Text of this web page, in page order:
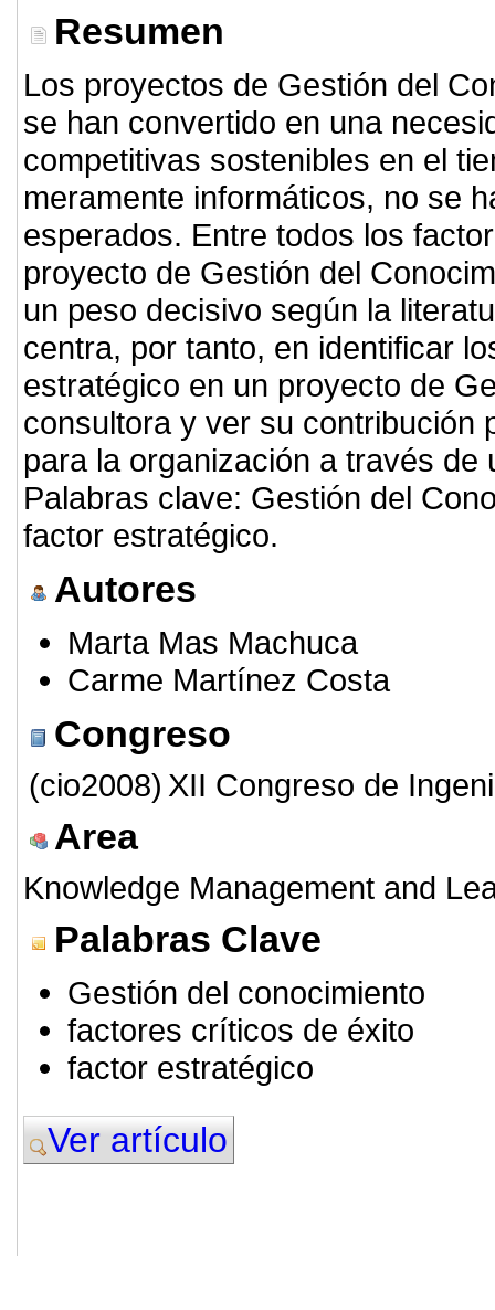
Resumen
Los proyectos de Gestión del
se han convertido en una
competitivas sostenibles en el
meramente informáticos, no se
esperados. Entre todos los
proyecto de Gestión del
un peso decisivo según la
centra, por tanto, en identificar
estratégico en un proyecto de
consultora y ver su contribución
para la organización a través
Palabras clave: Gestión del
factor estratégico.
Autores
Marta Mas Machuca
Carme Martínez Costa
Congreso
(cio2008) XII Congreso de
Area
Knowledge Management and
Palabras Clave
Gestión del conocimiento
factores críticos de éxito
factor estratégico
Ver artículo